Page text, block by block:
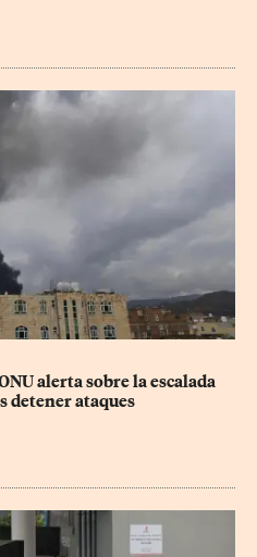
alerta sobre la escalada
detener ataques